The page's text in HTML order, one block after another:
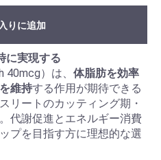
りに追加
に実現する
40mcg）は、 体脂肪を効率
維持する作用が期待できる
リートのカッティング期・
代謝促進とエネルギー消費
プを目指す方に理想的な選